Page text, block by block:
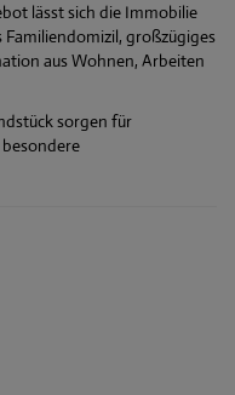
lässt sich die Immobilie
großzügiges
aus Wohnen, Arbeiten
sorgen für